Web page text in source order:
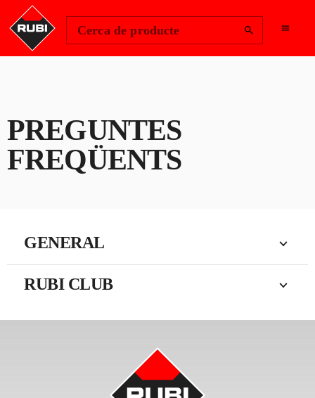
Cerca de producte
PREGUNTES
FREQÜENTS
GENERAL
RUBI CLUB